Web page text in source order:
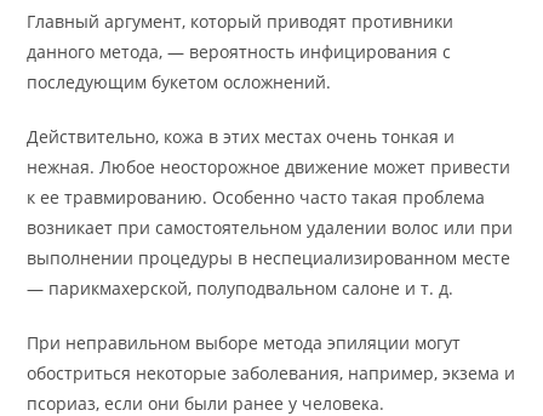
Главный аргумент, который приводят противники
данного метода, — вероятность инфицирования с
последующим букетом осложнений.
Действительно, кожа в этих местах очень тонкая и
нежная. Любое неосторожное движение может привести
к ее травмированию. Особенно часто такая проблема
возникает при самостоятельном удалении волос или при
выполнении процедуры в неспециализированном месте
— парикмахерской, полуподвальном салоне и т. д.
При неправильном выборе метода эпиляции могут
обостриться некоторые заболевания, например, экзема и
псориаз, если они были ранее у человека.